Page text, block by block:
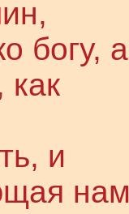
богу, а
и